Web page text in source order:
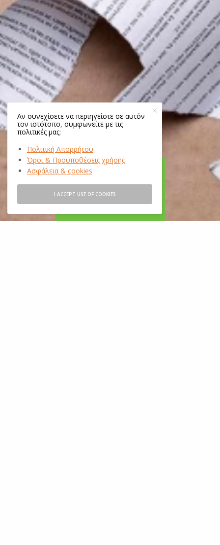
ΑΝΑΚΎΚΛΩΣΗ ΧΑΡΤΙΟΎ
Αν συνεχίσετε να περιηγείστε σε αυτόν
τον ιστότοπο, συμφωνείτε με τις
πολιτικές μας:
Πολιτική Απορρήτου
Όροι & Προϋποθέσεις χρήσης
Ασφάλεια & cookies
I ACCEPT USE OF COOKIES